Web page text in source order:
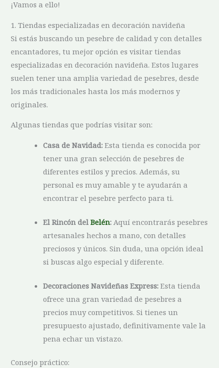
¡Vamos a ello!
1.⁣ Tiendas especializadas en decoración navideña
Si estás buscando un pesebre de calidad y con detalles
encantadores, tu mejor opción es visitar tiendas
especializadas en decoración navideña. Estos ‍lugares
suelen ⁣tener una‌ amplia variedad de pesebres, desde
los más tradicionales hasta los más modernos y
originales.
Algunas tiendas⁣ que⁣ podrías ‌visitar son:
Casa de Navidad: ‌Esta tienda es conocida por
tener una gran selección de⁣ pesebres de
‍diferentes estilos y⁤ precios. Además, su
‍personal es muy amable y te ayudarán⁤ a⁣
encontrar el pesebre perfecto para ti.
El ‌Rincón delBelén: Aquí ‍encontrarás pesebres
artesanales ‍hechos a mano, con detalles
preciosos y únicos. Sin duda, una opción⁣ ideal‍
si buscas algo especial y diferente.
Decoraciones Navideñas Express: Esta​ tienda
ofrece una gran variedad de pesebres ⁣a
precios ‍muy competitivos. Si tienes un
presupuesto ajustado, definitivamente vale la
pena echar un vistazo.
Consejo práctico: